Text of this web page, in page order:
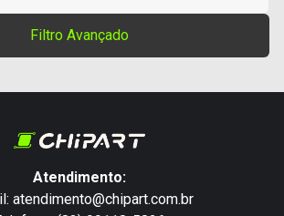
Filtro Avançado
Atendimento:
atendimento@chipart.com.br